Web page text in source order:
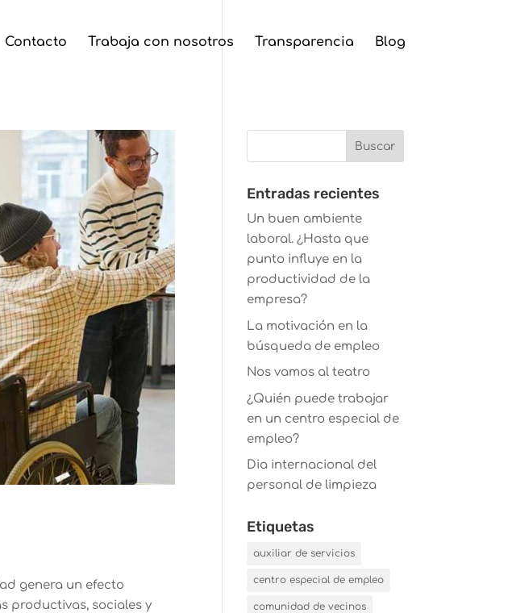
Contacto Trabaja con nosotros Transparencia Blog
genera un efecto
productivas, sociales y
Entradas recientes
Un buen ambiente
laboral. ¿Hasta que
punto influye en la
productividad de la
empresa?
La motivación en la
búsqueda de empleo
Nos vamos al teatro
¿Quién puede trabajar
en un centro especial de
empleo?
Dia internacional del
personal de limpieza
Etiquetas
auxiliar de servicios
centro especial de empleo
comunidad de vecinos